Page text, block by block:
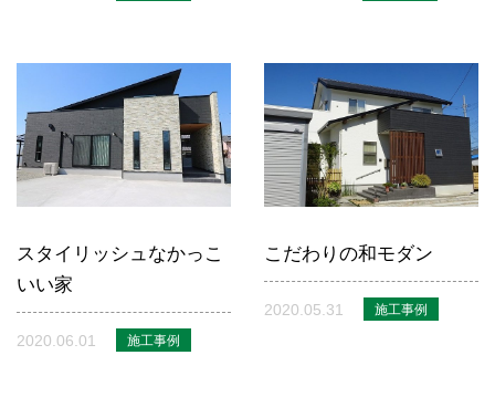
スタイリッシュなかっこ
いい家
2020.06.01 施工事例
こだわりの和モダン
2020.05.31 施工事例